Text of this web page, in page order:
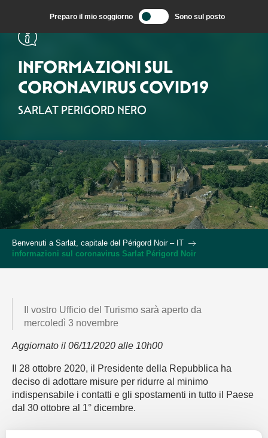
contenu
Preparo il mio soggiorno Sono sul posto
INFORMAZIONI SUL
CORONAVIRUS COVID19
SARLAT PERIGORD NERO
Benvenuti a Sarlat, capitale del Périgord Noir – IT
informazioni sul coronavirus Sarlat Périgord Noir
Il vostro Ufficio del Turismo sarà aperto da
mercoledì 3 novembre
Aggiornato il 06/11/2020 alle 10h00
Il 28 ottobre 2020, il Presidente della Repubblica ha
deciso di adottare misure per ridurre al minimo
indispensabile i contatti e gli spostamenti in tutto il Paese
dal 30 ottobre al 1° dicembre.